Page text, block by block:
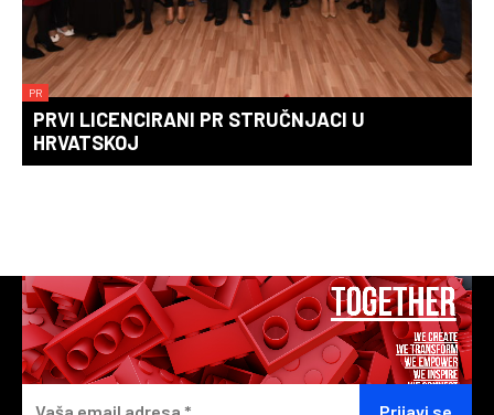
PR
PRVI LICENCIRANI PR STRUČNJACI U
HRVATSKOJ